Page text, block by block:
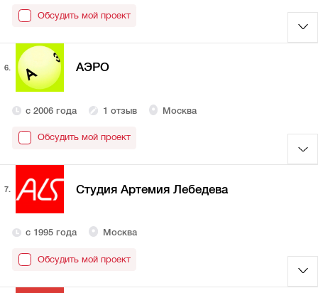
Обсудить мой проект
6. АЭРО
с 2006 года 1 отзыв Москва
Обсудить мой проект
7. Студия Артемия Лебедева
с 1995 года Москва
Обсудить мой проект